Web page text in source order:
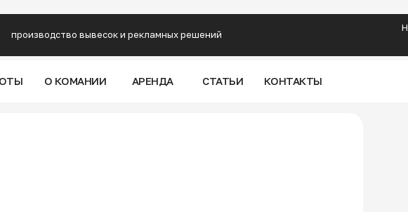
О КОМАНИИ АРЕНДА СТАТЬИ КОНТАКТЫ
производство вывесок и рекламных решений
в Новосибирске
• Рекламная печать